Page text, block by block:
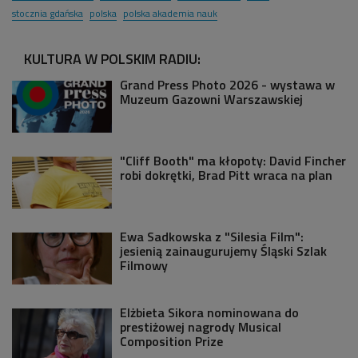
stocznia gdańska polska polska akademia nauk
KULTURA W POLSKIM RADIU:
Grand Press Photo 2026 - wystawa w
Muzeum Gazowni Warszawskiej
"Cliff Booth" ma kłopoty: David Fincher
robi dokrętki, Brad Pitt wraca na plan
Ewa Sadkowska z "Silesia Film":
jesienią zainaugurujemy Śląski Szlak
Filmowy
Elżbieta Sikora nominowana do
prestiżowej nagrody Musical
Composition Prize